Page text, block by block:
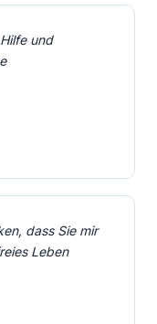
und
dass Sie mir
Leben